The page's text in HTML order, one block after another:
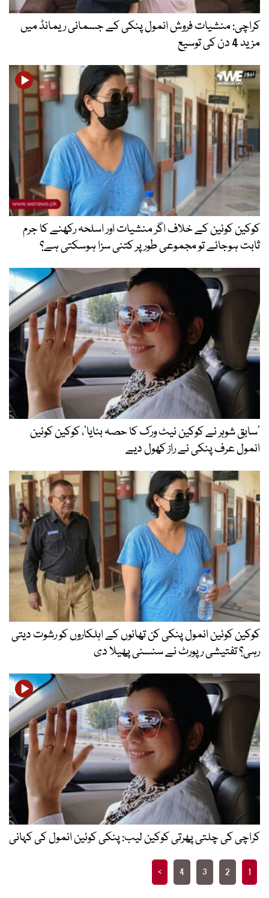
کراچی: منشیات فروش انمول پنکی کے جسمانی ریمانڈ میں
مزید 4 دن کی توسیع
کوکین کوئین کے خلاف اگر منشیات اور اسلحہ رکھنے کا جرم
ثابت ہوجائے تو مجموعی طور پر کتنی سزا ہوسکتی ہے؟
’سابق شوہر نے کوکین نیٹ ورک کا حصہ بنایا‘، کوکین کوئین
انمول عرف پنکی نے راز کھول دیے
کوکین کوئین انمول پنکی کن تھانوں کے اہلکاروں کو رشوت دیتی
رہی؟ تفتیشی رپورٹ نے سنسنی پھیلا دی
کراچی کی چلتی پھرتی کوکین لیب: پنکی کوئین انمول کی کہانی
Posts
pagination
1
2
3
4
>